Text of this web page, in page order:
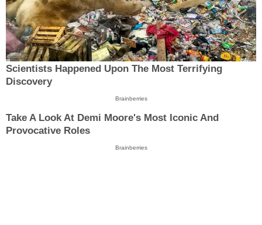
Scientists Happened Upon The Most Terrifying
Discovery
Brainberries
Take A Look At Demi Moore's Most Iconic And
Provocative Roles
Brainberries